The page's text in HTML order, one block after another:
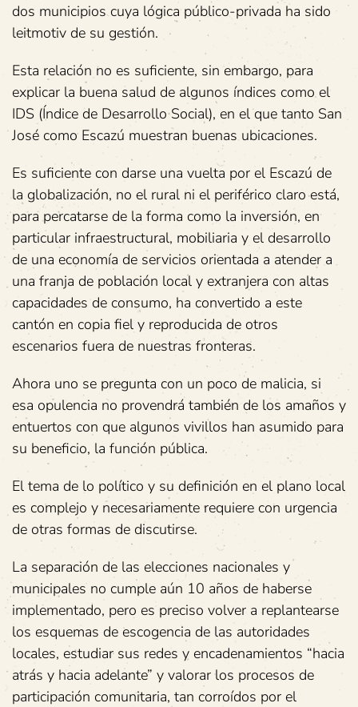
dos municipios cuya lógica público-privada ha sido
leitmotiv de su gestión.
Esta relación no es suficiente, sin embargo, para
explicar la buena salud de algunos índices como el
IDS (Índice de Desarrollo Social), en el que tanto San
José como Escazú muestran buenas ubicaciones.
Es suficiente con darse una vuelta por el Escazú de
la globalización, no el rural ni el periférico claro está,
para percatarse de la forma como la inversión, en
particular infraestructural, mobiliaria y el desarrollo
de una economía de servicios orientada a atender a
una franja de población local y extranjera con altas
capacidades de consumo, ha convertido a este
cantón en copia fiel y reproducida de otros
escenarios fuera de nuestras fronteras.
Ahora uno se pregunta con un poco de malicia, si
esa opulencia no provendrá también de los amaños y
entuertos con que algunos vivillos han asumido para
su beneficio, la función pública.
El tema de lo político y su definición en el plano local
es complejo y necesariamente requiere con urgencia
de otras formas de discutirse.
La separación de las elecciones nacionales y
municipales no cumple aún 10 años de haberse
implementado, pero es preciso volver a replantearse
los esquemas de escogencia de las autoridades
locales, estudiar sus redes y encadenamientos “hacia
atrás y hacia adelante” y valorar los procesos de
participación comunitaria, tan corroídos por el